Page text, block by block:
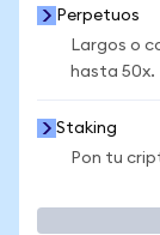
Perpetuos
Largos o
hasta 50x.
Staking
Pon tu